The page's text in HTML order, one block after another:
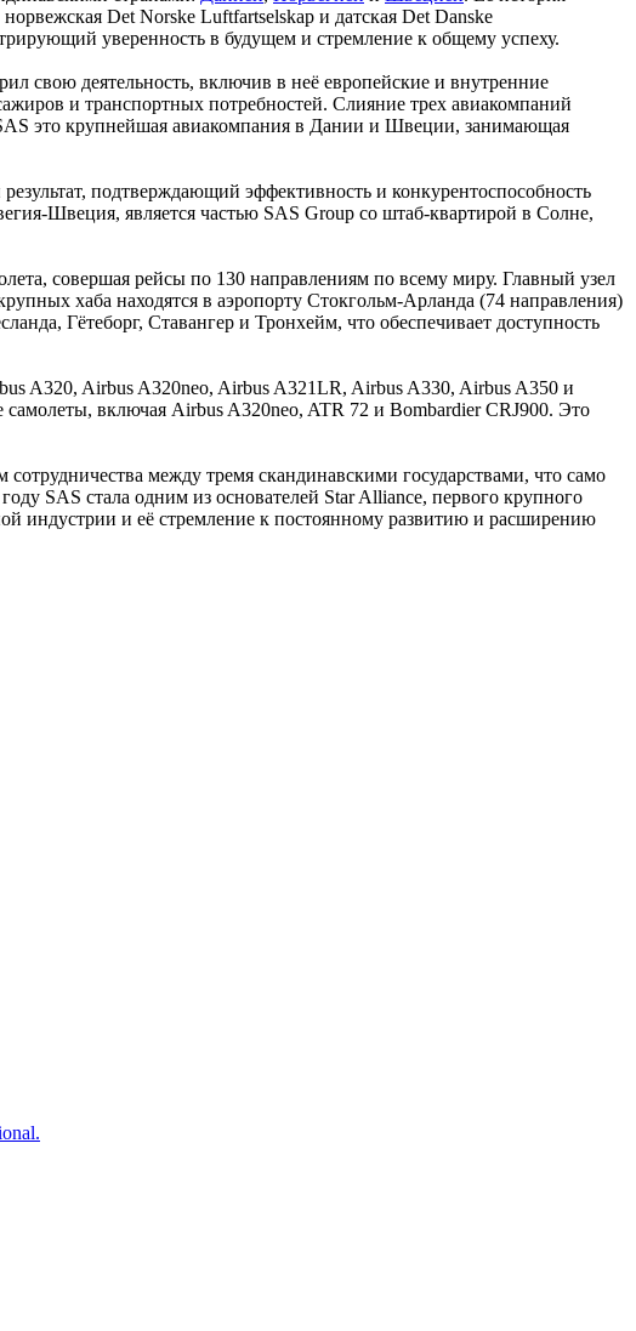
Det Norske Luftfartselskap и датская Det Danske
уверенность в будущем и стремление к общему успеху.
свою деятельность, включив в неё европейские и внутренние
и транспортных потребностей. Слияние трех авиакомпаний
это крупнейшая авиакомпания в Дании и Швеции, занимающая
подтверждающий эффективность и конкурентоспособность
Швеция, является частью SAS Group со штаб-квартирой в Солне,
совершая рейсы по 130 направлениям по всему миру. Главный узел
хаба находятся в аэропорту Стокгольм-Арланда (74 направления)
Гётеборг, Ставангер и Тронхейм, что обеспечивает доступность
A320, Airbus A320neo, Airbus A321LR, Airbus A330, Airbus A350 и
самолеты, включая Airbus A320neo, ATR 72 и Bombardier CRJ900. Это
между тремя скандинавскими государствами, что само
SAS стала одним из основателей Star Alliance, первого крупного
индустрии и её стремление к постоянному развитию и расширению